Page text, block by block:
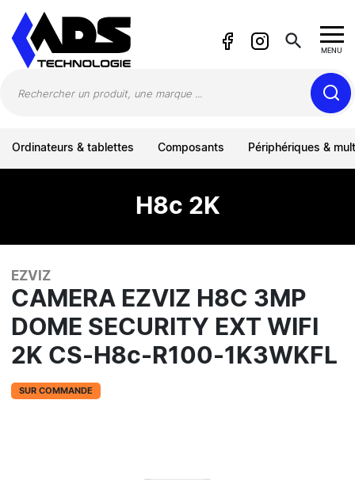
search MENU
Ordinateurs & tablettes Composants Périphériques &
H8c 2K
EZVIZ
CAMERA EZVIZ H8C 3MP
DOME SECURITY EXT WIFI
2K CS-H8c-R100-1K3WKFL
SUR COMMANDE